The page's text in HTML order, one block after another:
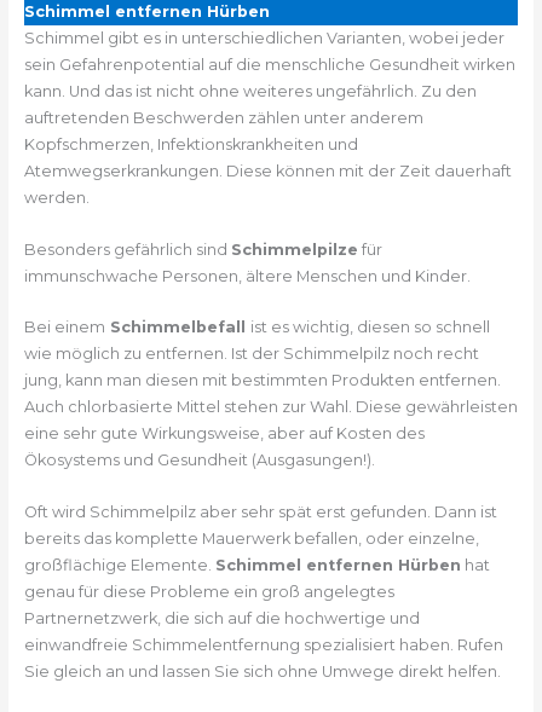
Schimmel entfernen Hürben
Schimmel gibt es in unterschiedlichen Varianten, wobei jeder
sein Gefahrenpotential auf die menschliche Gesundheit wirken
kann. Und das ist nicht ohne weiteres ungefährlich. Zu den
auftretenden Beschwerden zählen unter anderem
Kopfschmerzen, Infektionskrankheiten und
Atemwegserkrankungen. Diese können mit der Zeit dauerhaft
werden.
Besonders gefährlich sind Schimmelpilze für
immunschwache Personen, ältere Menschen und Kinder.
Bei einem Schimmelbefall ist es wichtig, diesen so schnell
wie möglich zu entfernen. Ist der Schimmelpilz noch recht
jung, kann man diesen mit bestimmten Produkten entfernen.
Auch chlorbasierte Mittel stehen zur Wahl. Diese gewährleisten
eine sehr gute Wirkungsweise, aber auf Kosten des
Ökosystems und Gesundheit (Ausgasungen!).
Oft wird Schimmelpilz aber sehr spät erst gefunden. Dann ist
bereits das komplette Mauerwerk befallen, oder einzelne,
großflächige Elemente. Schimmel entfernen Hürben hat
genau für diese Probleme ein groß angelegtes
Partnernetzwerk, die sich auf die hochwertige und
einwandfreie Schimmelentfernung spezialisiert haben. Rufen
Sie gleich an und lassen Sie sich ohne Umwege direkt helfen.